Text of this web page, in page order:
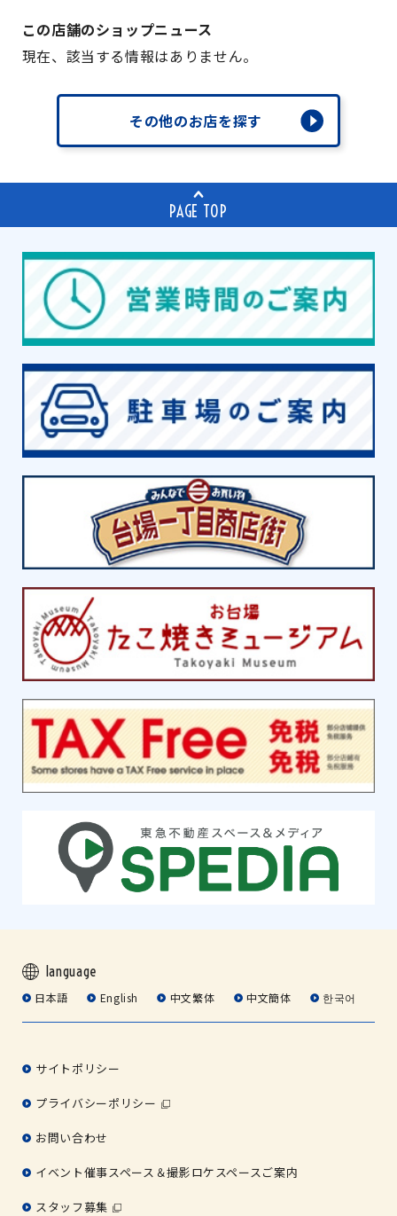
この店舗のショップニュース
現在、該当する情報はありません。
その他のお店を探す
PAGE TOP
language
日本語 English 中文繁体 中文簡体 한국어
サイトポリシー
プライバシーポリシー
お問い合わせ
イベント催事スペース＆撮影ロケスペースご案内
スタッフ募集